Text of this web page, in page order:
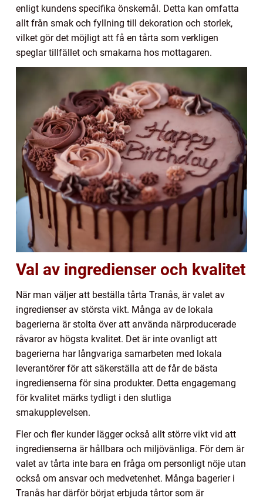
enligt kundens specifika önskemål. Detta kan omfatta
allt från smak och fyllning till dekoration och storlek,
vilket gör det möjligt att få en tårta som verkligen
speglar tillfället och smakarna hos mottagaren.
Val av ingredienser och kvalitet
När man väljer att beställa tårta Tranås, är valet av
ingredienser av största vikt. Många av de lokala
bagerierna är stolta över att använda närproducerade
råvaror av högsta kvalitet. Det är inte ovanligt att
bagerierna har långvariga samarbeten med lokala
leverantörer för att säkerställa att de får de bästa
ingredienserna för sina produkter. Detta engagemang
för kvalitet märks tydligt i den slutliga
smakupplevelsen.
Fler och fler kunder lägger också allt större vikt vid att
ingredienserna är hållbara och miljövänliga. För dem är
valet av tårta inte bara en fråga om personligt nöje utan
också om ansvar och medvetenhet. Många bagerier i
Tranås har därför börjat erbjuda tårtor som är